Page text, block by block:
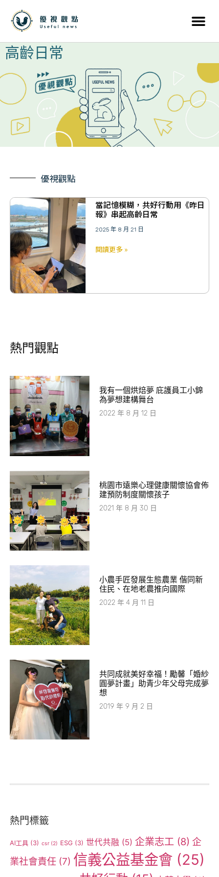
高齡日常
優視觀點
當記憶模糊，共好行動用《昨日
報》串起高齡日常
2025 年 8 月 21 日
閱讀更多 »
熱門觀點
我有一個烘焙夢 庇護員工小錦
為夢想建構舞台
2022 年 8 月 12 日
桃園市遠樂心理健康關懷協會佈
建預防制度關懷孩子
2021 年 8 月 30 日
小農手匠發展生態農業 偕同新
住民、在地老農推向國際
2022 年 4 月 11 日
共同成就美好幸福！勵馨「婚紗
圓夢計畫」助青少年父母完成夢
想
2019 年 9 月 2 日
熱門標籤
AI工具 (3) csr (2) ESG (3) 世代共融 (5) 企業志工 (8) 企
業社會責任 (7) 信義公益基金會 (25)